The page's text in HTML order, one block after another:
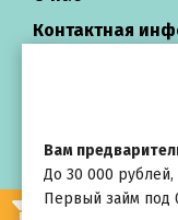
Вам
До 30 000
Первый займ под
Контактная
Займы в
All rights reserved